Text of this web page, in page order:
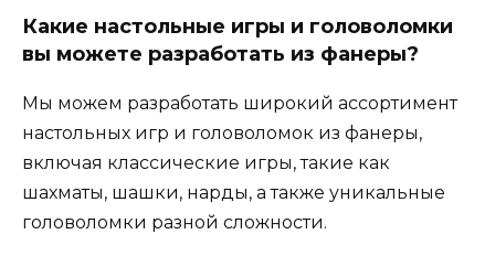
Какие настольные игры и головоломки
вы можете разработать из фанеры?
Мы можем разработать широкий ассортимент
настольных игр и головоломок из фанеры,
включая классические игры, такие как
шахматы, шашки, нарды, а также уникальные
головоломки разной сложности.